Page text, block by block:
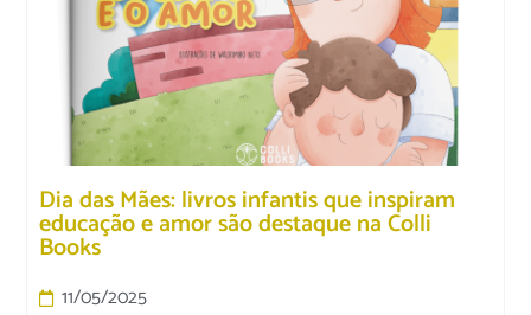
Dia das Mães: livros infantis que inspiram
educação e amor são destaque na Colli
Books
11/05/2025